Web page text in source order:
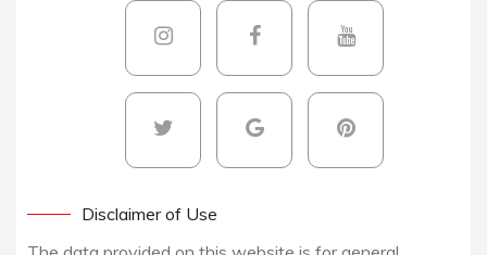
Disclaimer of Use